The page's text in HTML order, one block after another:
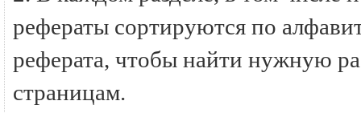
рефераты сортируются по
реферата, чтобы найти нужную
страницам.